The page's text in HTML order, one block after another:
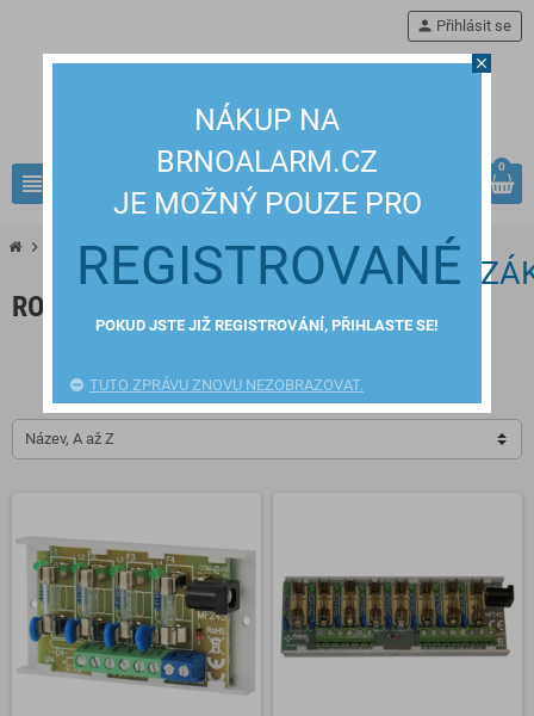
view_headline
person Přihlásit se
0
chevron_right KAMEROVÉ SYSTÉMY chevron_rightNapájení a zálohachevron_right Rozbočení
ROZBOČENÍ
Název, A až Z
close
NÁKUP NA
BRNOALARM.CZ
JE MOŽNÝ POUZE PRO
REGISTROVANÉ
POKUD JSTE JIŽ REGISTROVÁNÍ, PŘIHLASTE SE!
TUTO ZPRÁVU ZNOVU NEZOBRAZOVAT.